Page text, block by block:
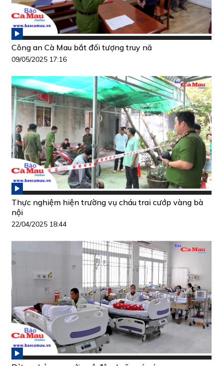
Công an Cà Mau bắt đối tượng truy nã
09/05/2025 17:16
Thực nghiệm hiện trường vụ cháu trai cướp vàng bà
nội
22/04/2025 18:44